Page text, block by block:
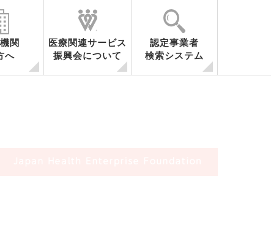
関
へ
医療関連サービス
振興会について
認定事業者
検索システム